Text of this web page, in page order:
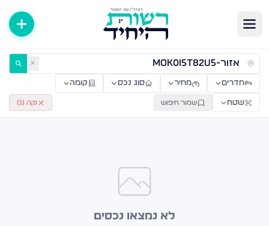
דירות למכירה ולהשכרה — רשות היחיד ✕
חדרים מחיר סוג נכס קומה
שטח שמור חיפוש נקה ( 1
)
לא נמצאו נכסים